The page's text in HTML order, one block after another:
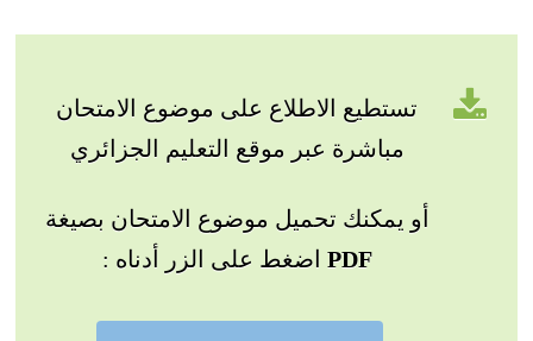
تستطيع الاطلاع على موضوع الامتحان
مباشرة عبر موقع التعليم الجزائري
أو يمكنك تحميل موضوع الامتحان بصيغة
PDF اضغط على الزر أدناه :